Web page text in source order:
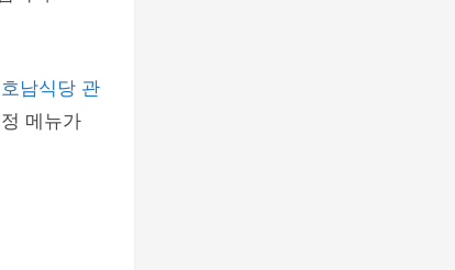
호남식당 관
메뉴가